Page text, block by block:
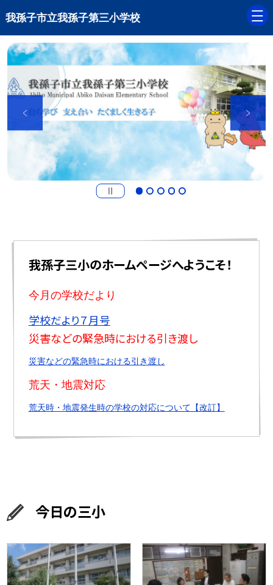
我孫子市立我孫子第三小学校
我孫子三小のホームページへようこそ！
今月の学校だより
学校だより７月号
災害などの緊急時における引き渡し
災害などの緊急時における引き渡し
荒天・地震対応
荒天時・地震発生時の学校の対応について【改訂】
今日の三小